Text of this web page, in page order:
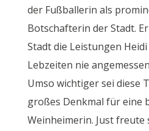
der Fußballerin als
Botschafterin der Stadt.
Stadt die Leistungen
Lebzeiten nie
Umso wichtiger sei diese
großes Denkmal für eine
Weinheimerin. Just freute